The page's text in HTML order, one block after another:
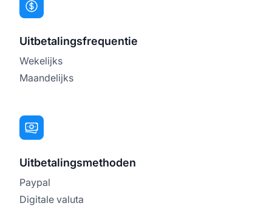
Uitbetalingsfrequentie
Wekelijks
Maandelijks
Uitbetalingsmethoden
Paypal
Digitale valuta